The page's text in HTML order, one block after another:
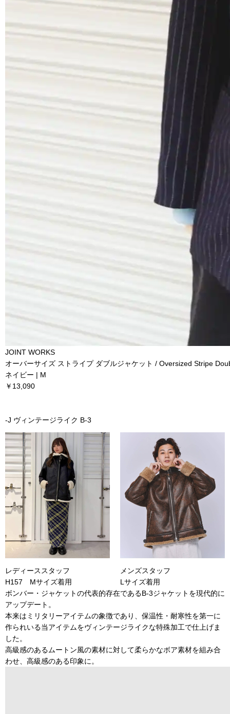
JOINT WORKS
オーバーサイズ ストライプ ダブルジャケット / Oversized Stripe
ネイビー | M
￥13,090
-J ヴィンテージライク B-3
レディーススタッフ
H157 Mサイズ着用
メンズスタッフ
Lサイズ着用
ボンバー・ジャケットの代表的存在であるB-3ジャケットを現代的に
アップデート。
本来はミリタリーアイテムの象徴であり、保温性・耐寒性を第一に
作られいる当アイテムをヴィンテージライクな特殊加工で仕上げま
した。
高級感のあるムートン風の素材に対して柔らかなボア素材を組み合
わせ、高級感のある印象に。